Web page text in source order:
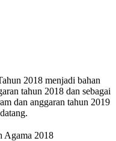
2018 menjadi bahan
tahun 2018 dan sebagai
dan anggaran tahun 2019
Agama 2018